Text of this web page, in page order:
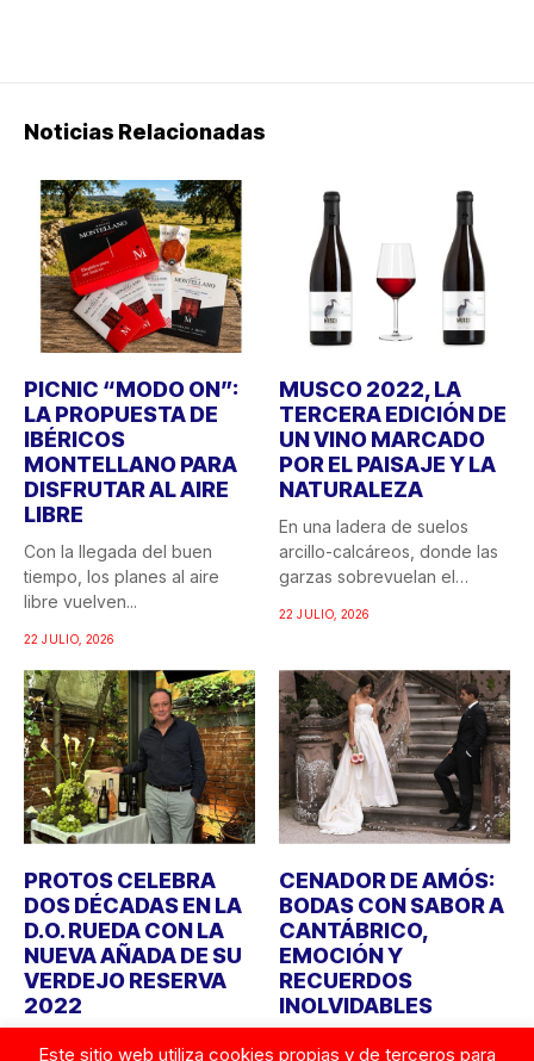
Noticias Relacionadas
PICNIC “MODO ON”:
LA PROPUESTA DE
IBÉRICOS
MONTELLANO PARA
DISFRUTAR AL AIRE
LIBRE
Con la llegada del buen
tiempo, los planes al aire
libre vuelven...
22 JULIO, 2026
MUSCO 2022, LA
TERCERA EDICIÓN DE
UN VINO MARCADO
POR EL PAISAJE Y LA
NATURALEZA
En una ladera de suelos
arcillo-calcáreos, donde las
garzas sobrevuelan el
22 JULIO, 2026
PROTOS CELEBRA
DOS DÉCADAS EN LA
D.O. RUEDA CON LA
NUEVA AÑADA DE SU
VERDEJO RESERVA
2022
CENADOR DE AMÓS:
BODAS CON SABOR A
CANTÁBRICO,
EMOCIÓN Y
RECUERDOS
INOLVIDABLES
Este sitio web utiliza cookies propias y de terceros para